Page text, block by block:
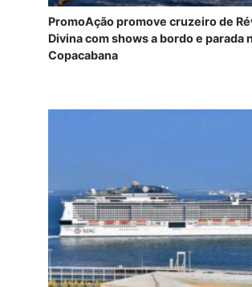
PromoAção promove cruzeiro de
Divina com shows a bordo e parada
Copacabana